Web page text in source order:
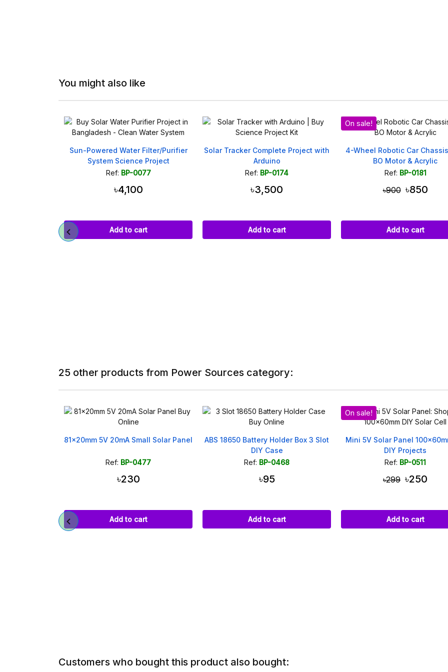
You might also like
Solar Tracker Complete Project with
Arduino
Ref: BP-0174
৳3,500
Add to cart
On sale!
4-Wheel Robotic Car Chassis Kit –
BO Motor & Acrylic
Ref: BP-0181
৳900 ৳850
Add to cart
Solar Tracker System with
Motor and Temperature
Ref: BP-0237
৳4,800
Add to cart
25 other products from Power Sources category:
20mA Small Solar Panel
ABS 18650 Battery Holder Box 3 Slot
Ref:
Add to cart
On sale!
Mini 5V Solar Panel 100x60mm for
DIY Projects
Ref:
Add to cart
2V 160mA Mini Solar
Ref:
Add to
Customers who bought this product also bought: